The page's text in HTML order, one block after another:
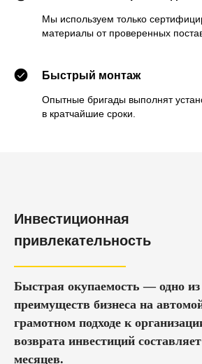
Мы используем только
материалы от проверенных
Быстрый монтаж
Опытные бригады выполнят
в кратчайшие сроки.
Инвестиционная
привлекательность
Быстрая окупаемость — одно
преимуществ бизнеса на
грамотном подходе к
возврата инвестиций
месяцев.